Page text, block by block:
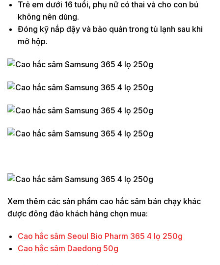
Trẻ em dưới 16 tuổi, phụ nữ có thai và cho con bú
không nên dùng.
Đóng kỹ nắp đậy và bảo quản trong tủ lạnh sau khi
mở hộp.
Xem thêm các sản phẩm cao hắc sâm bán chạy khác
được đông đảo khách hàng chọn mua:
Cao hắc sâm Seoul Bio Pharm 365 4 lọ 250g
Cao hắc sâm Daedong 50g